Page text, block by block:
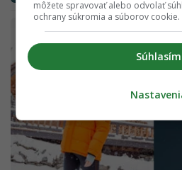
môžete spravovať alebo odvolať
ochrany súkromia a súborov cookie.
Súhlasím